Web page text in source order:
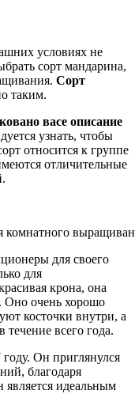
условиях не
сорт мандарина,
Сорт
таким.
васе описание
узнать, чтобы
относится к группе
отличительные
комнатного
для своего
для
крона, она
Оно очень хорошо
косточки внутри, а
течение всего года.
Он приглянулся
благодаря
идеальным